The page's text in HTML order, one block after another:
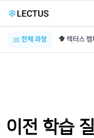
전체 과정
이전 학습